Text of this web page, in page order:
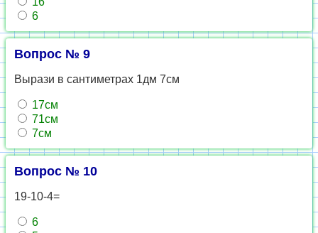
6
Вопрос № 9
Вырази в сантиметрах 1дм 7см
17см
71см
7см
Вопрос № 10
19-10-4=
6